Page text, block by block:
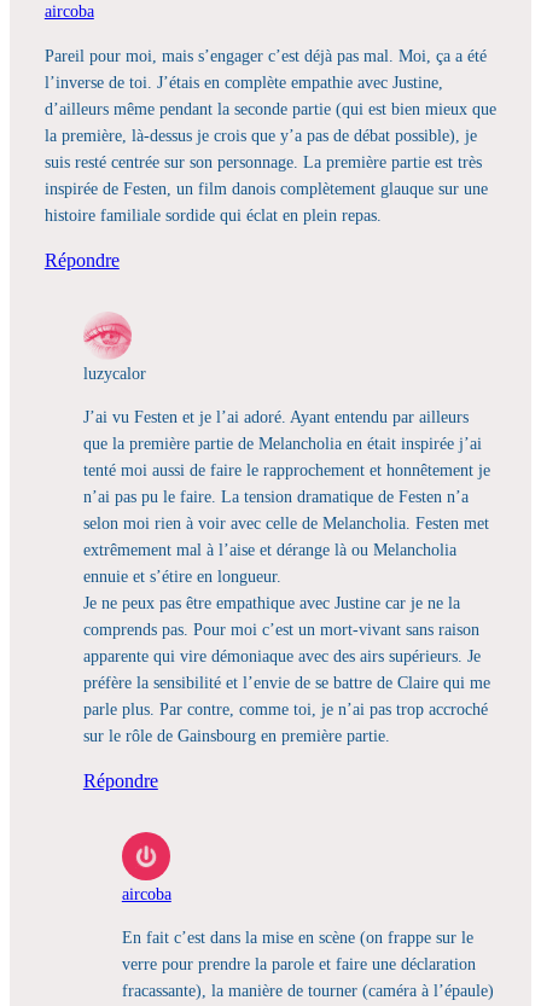
aircoba
Pareil pour moi, mais s’engager c’est déjà pas mal. Moi, ça a été
l’inverse de toi. J’étais en complète empathie avec Justine,
d’ailleurs même pendant la seconde partie (qui est bien mieux que
la première, là-dessus je crois que y’a pas de débat possible), je
suis resté centrée sur son personnage. La première partie est très
inspirée de Festen, un film danois complètement glauque sur une
histoire familiale sordide qui éclat en plein repas.
Répondre
luzycalor
J’ai vu Festen et je l’ai adoré. Ayant entendu par ailleurs
que la première partie de Melancholia en était inspirée j’ai
tenté moi aussi de faire le rapprochement et honnêtement je
n’ai pas pu le faire. La tension dramatique de Festen n’a
selon moi rien à voir avec celle de Melancholia. Festen met
extrêmement mal à l’aise et dérange là ou Melancholia
ennuie et s’étire en longueur.
Je ne peux pas être empathique avec Justine car je ne la
comprends pas. Pour moi c’est un mort-vivant sans raison
apparente qui vire démoniaque avec des airs supérieurs. Je
préfère la sensibilité et l’envie de se battre de Claire qui me
parle plus. Par contre, comme toi, je n’ai pas trop accroché
sur le rôle de Gainsbourg en première partie.
Répondre
aircoba
En fait c’est dans la mise en scène (on frappe sur le
verre pour prendre la parole et faire une déclaration
fracassante), la manière de tourner (caméra à l’épaule)